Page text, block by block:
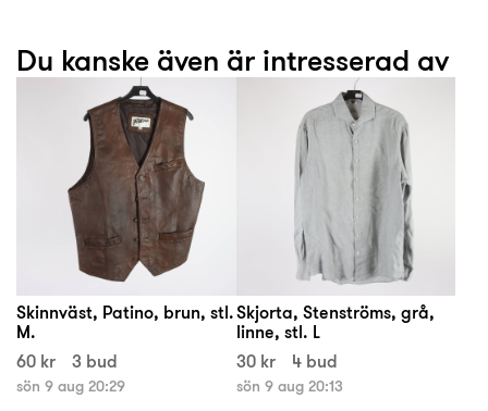
Du kanske även är intresserad av
Skinnväst, Patino, brun, stl.
M.
60 kr
3 bud
sön 9 aug 20:29
Skjorta, Stenströms, grå,
linne, stl. L
30 kr
4 bud
sön 9 aug 20:13